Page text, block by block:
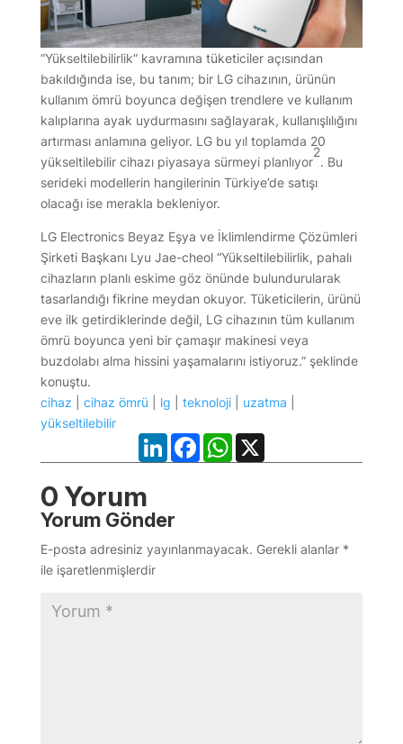
“Yükseltilebilirlik” kavramına tüketiciler açısından
bakıldığında ise, bu tanım; bir LG cihazının, ürünün
kullanım ömrü boyunca değişen trendlere ve kullanım
kalıplarına ayak uydurmasını sağlayarak, kullanışlılığını
artırması anlamına geliyor. LG bu yıl toplamda 20
yükseltilebilir cihazı piyasaya sürmeyi planlıyor
2
. Bu
serideki modellerin hangilerinin Türkiye’de satışı
olacağı ise merakla bekleniyor.
LG Electronics Beyaz Eşya ve İklimlendirme Çözümleri
Şirketi Başkanı Lyu Jae-cheol “Yükseltilebilirlik, pahalı
cihazların planlı eskime göz önünde bulundurularak
tasarlandığı fikrine meydan okuyor. Tüketicilerin, ürünü
eve ilk getirdiklerinde değil, LG cihazının tüm kullanım
ömrü boyunca yeni bir çamaşır makinesi veya
buzdolabı alma hissini yaşamalarını istiyoruz.” şeklinde
konuştu.
cihaz
cihaz ömrü lg teknoloji| uzatma
yükseltilebilir
LinkedInFacebookWhatsApp
X
0 Yorum
Yorum Gönder
E-posta adresiniz yayınlanmayacak. Gerekli alanlar *
ile işaretlenmişlerdir